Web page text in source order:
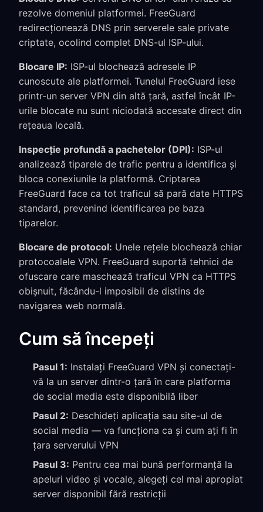
rezolve domeniul platformei. FreeGuard
redirecționează DNS prin serverele sale private
criptate, ocolind complet DNS-ul ISP-ului.
Blocare IP: ISP-ul blochează adresele IP
cunoscute ale platformei. Tunelul FreeGuard iese
printr-un server VPN din altă țară, astfel încât IP-
urile blocate nu sunt niciodată accesate direct din
rețeaua locală.
Inspecție profundă a pachetelor (DPI): ISP-ul
analizează tiparele de trafic pentru a identifica și
bloca conexiunile la platformă. Criptarea
FreeGuard face ca tot traficul să pară date HTTPS
standard, prevenind identificarea pe baza
tiparelor.
Blocare de protocol: Unele rețele blochează chiar
protocoalele VPN. FreeGuard suportă tehnici de
ofuscare care maschează traficul VPN ca HTTPS
obișnuit, făcându-l imposibil de distins de
navigarea web normală.
Cum să începeți
Pasul 1: Instalați FreeGuard VPN și conectați-
vă la un server dintr-o țară în care platforma
de social media este disponibilă liber
Pasul 2: Deschideți aplicația sau site-ul de
social media — va funcționa ca și cum ați fi în
țara serverului VPN
Pasul 3: Pentru cea mai bună performanță la
apeluri video și vocale, alegeți cel mai apropiat
server disponibil fără restricții